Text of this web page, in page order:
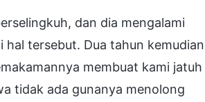
dan dia mengalami
tersebut. Dua tahun
membuat kami jatuh
tidak ada gunanya menolong